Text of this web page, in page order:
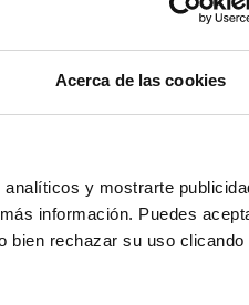
Acerca de las cookies
y mostrarte
información. Puedes
bien rechazar su uso clicando